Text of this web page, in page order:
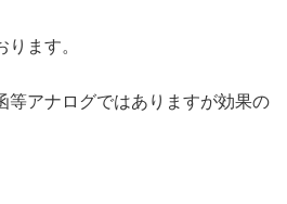
ます。
等アナログではありますが効果の